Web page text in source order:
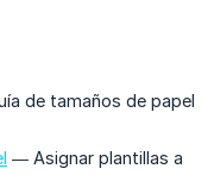
de tamaños de papel
— Asignar plantillas a